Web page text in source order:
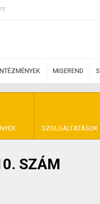
MISEREND
SZOLGÁLTATÁSOK
SZÁM